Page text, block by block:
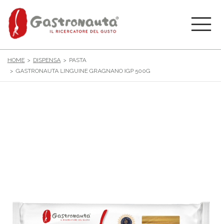
HOME DISPENSA
PASTA
GASTRONAUTA LINGUINE GRAGNANO IGP 500G